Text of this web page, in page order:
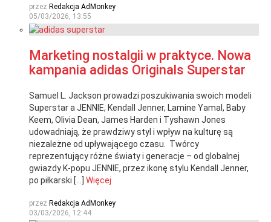
przez Redakcja AdMonkey
05/03/2026, 13:55
Marketing nostalgii w praktyce. Nowa
kampania adidas Originals Superstar
Samuel L. Jackson prowadzi poszukiwania swoich modeli
Superstar a JENNIE, Kendall Jenner, Lamine Yamal, Baby
Keem, Olivia Dean, James Harden i Tyshawn Jones
udowadniają, że prawdziwy styl i wpływ na kulturę są
niezależne od upływającego czasu. Twórcy
reprezentujący różne światy i generacje – od globalnej
gwiazdy K-popu JENNIE, przez ikonę stylu Kendall Jenner,
po piłkarski […] Więcej
przez Redakcja AdMonkey
03/03/2026, 12:44